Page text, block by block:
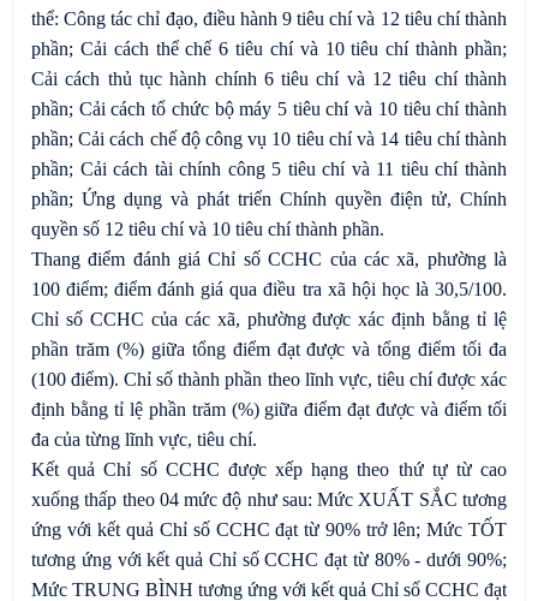
thể: Công tác chỉ đạo, điều hành 9 tiêu chí và 12 tiêu chí thành
phần; Cải cách thể chế 6 tiêu chí và 10 tiêu chí thành phần;
Cải cách thủ tục hành chính 6 tiêu chí và 12 tiêu chí thành
phần; Cải cách tổ chức bộ máy 5 tiêu chí và 10 tiêu chí thành
phần; Cải cách chế độ công vụ 10 tiêu chí và 14 tiêu chí thành
phần; Cải cách tài chính công 5 tiêu chí và 11 tiêu chí thành
phần; Ứng dụng và phát triển Chính quyền điện tử, Chính
quyền số 12 tiêu chí và 10 tiêu chí thành phần.
Thang điểm đánh giá Chỉ số CCHC của các xã, phường là
100 điểm; điểm đánh giá qua điều tra xã hội học là 30,5/100.
Chỉ số CCHC của các xã, phường được xác định bằng tỉ lệ
phần trăm (%) giữa tổng điểm đạt được và tổng điểm tối đa
(100 điểm). Chỉ số thành phần theo lĩnh vực, tiêu chí được xác
định bằng tỉ lệ phần trăm (%) giữa điểm đạt được và điểm tối
đa của từng lĩnh vực, tiêu chí.
Kết quả Chỉ số CCHC được xếp hạng theo thứ tự từ cao
xuống thấp theo 04 mức độ như sau: Mức XUẤT SẮC tương
ứng với kết quả Chỉ số CCHC đạt từ 90% trở lên; Mức TỐT
tương ứng với kết quả Chỉ số CCHC đạt từ 80% - dưới 90%;
Mức TRUNG BÌNH tương ứng với kết quả Chỉ số CCHC đạt